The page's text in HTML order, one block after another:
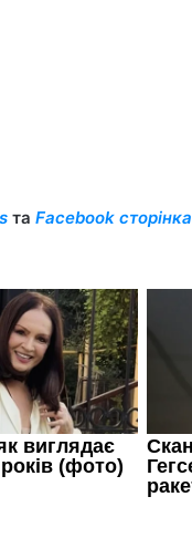
та Facebook сторінка